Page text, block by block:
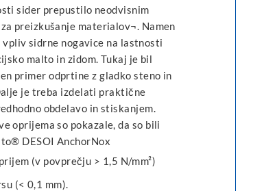
sider prepustilo neodvisnim
preizkušanje materialov¬. Namen
sidrne nogavice na lastnosti
malto in zidom. Tukaj je bil
primer odprtine z gladko steno in
je treba izdelati praktične
obdelavo in stiskanjem.
oprijema so pokazale, da so bili
DESOI AnchorNox
(v povprečju > 1,5 N/mm²)
(< 0,1 mm).